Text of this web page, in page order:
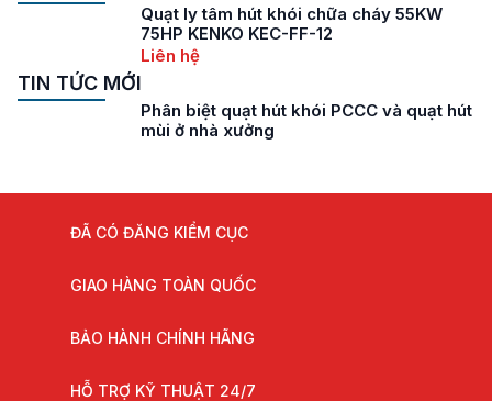
được […]
Quạt ly tâm hút khói chữa cháy 55KW
75HP KENKO KEC-FF-12
Liên hệ
TIN TỨC MỚI
Phân biệt quạt hút khói PCCC và quạt hút
mùi ở nhà xưởng
ĐÃ CÓ ĐĂNG KIỂM CỤC
GIAO HÀNG TOÀN QUỐC
BẢO HÀNH CHÍNH HÃNG
HỖ TRỢ KỸ THUẬT 24/7